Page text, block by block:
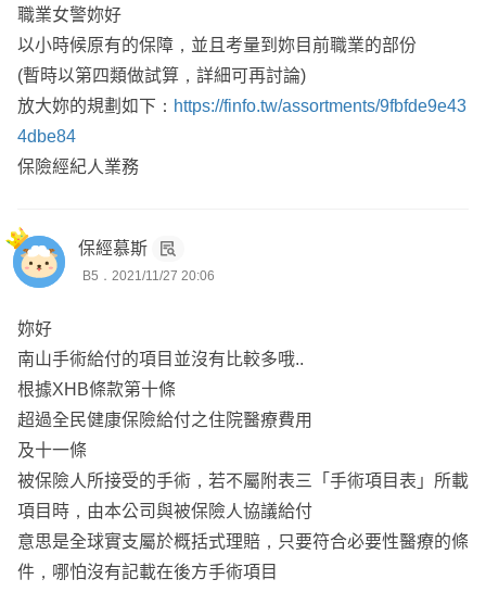
職業女警妳好
以小時候原有的保障，並且考量到妳目前職業的部份
(暫時以第四類做試算，詳細可再討論)
放大妳的規劃如下： https://finfo.tw/assortments/9fbfde9e43
4dbe84
保險經紀人業務
保經慕斯
B5．2021/11/27 20:06
妳好
南山手術給付的項目並沒有比較多哦..
根據XHB條款第十條
超過全民健康保險給付之住院醫療費用
及十一條
被保險人所接受的手術，若不屬附表三「手術項目表」所載
項目時，由本公司與被保險人協議給付
意思是全球實支屬於概括式理賠，只要符合必要性醫療的條
件，哪怕沒有記載在後方手術項目